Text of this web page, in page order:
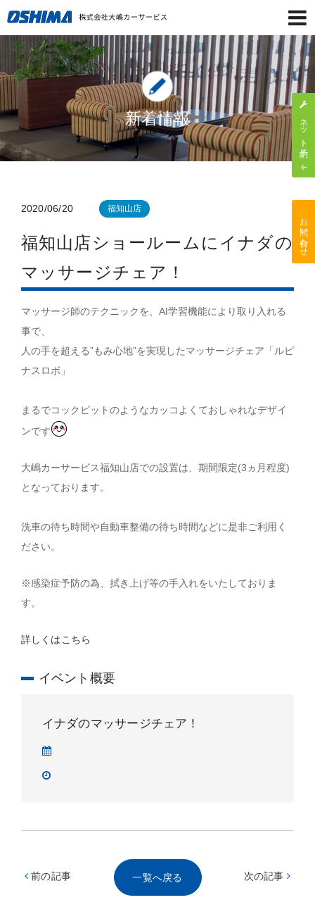
新着情報
2020/06/20 福知山店
福知山店ショールームにイナダの
マッサージチェア！
マッサージ師のテクニックを、AI学習機能により取り入れる
事で、
人の手を超える”もみ心地”を実現したマッサージチェア「ルピ
ナスロボ」
まるでコックピットのようなカッコよくておしゃれなデザイ
ンです
大嶋カーサービス福知山店での設置は、期間限定(3ヵ月程度)
となっております。
洗車の待ち時間や自動車整備の待ち時間などに是非ご利用く
ださい。
※感染症予防の為、拭き上げ等の手入れをいたしておりま
す。
詳しくはこちら
イベント概要
イナダのマッサージチェア！
一覧へ戻る
前の記事 次の記事
ネット予約
お問い合わせ